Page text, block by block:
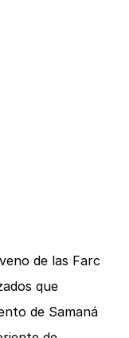
de las Farc
que
de Samaná